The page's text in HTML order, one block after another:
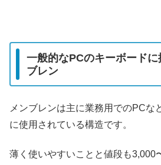
一般的なPCのキーボード
ブレン
メンブレンは主に業務用でのPCな
に使用されている構造です。
薄く使いやすいことと値段も3,000